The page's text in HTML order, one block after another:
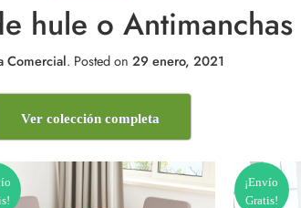
hule o Antimanchas
Comercial. Posted on 29 enero, 2021
Ver colección completa
¡Envío
Gratis!